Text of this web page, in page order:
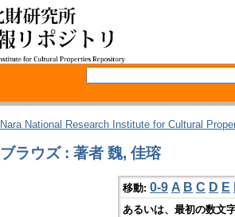
Nara National Research Institute for Cultural
ブラウズ : 著者 魏, 佳瑢
移動: 0-9 A B C D E
あるいは、最初の数文